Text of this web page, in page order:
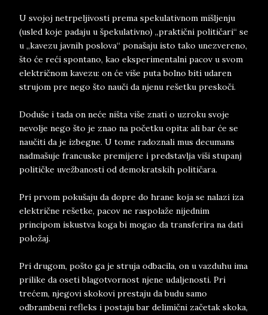
U svojoj netrpeljivosti prema spekulativnom mišljenju
(usled koje padaju u špekulativno) „praktični političari“ se
u „kavezu javnih poslova“ ponašaju isto tako unezvereno,
što će reći spontano, kao eksperimentalni pacov u svom
električnom kavezu: on će više puta bolno biti udaren
strujom pre nego što nauči da njenu rešetku preskoči.
Doduše i tada on neće ništa više znati o uzroku svoje
nevolje nego što je znao na početku opita: ali bar će se
naučiti da je izbegne. U tome radoznali mus decumans
nadmašuje francuske premijere i predstavlja viši stupanj
političke uvežbanosti od demokratskih političara.
Pri prvom pokušaju da dopre do hrane koja se nalazi iza
električne rešetke, pacov ne raspolaže nijednim
principom iskustva koga bi mogao da transferira na dati
položaj.
Pri drugom, pošto ga je struja odbacila, on u vazduhu ima
prilike da oseti blagotvornost njene udaljenosti. Pri
trećem, njegovi skokovi prestaju da budu samo
odbrambeni refleks i postaju bar delimični začetak skoka,